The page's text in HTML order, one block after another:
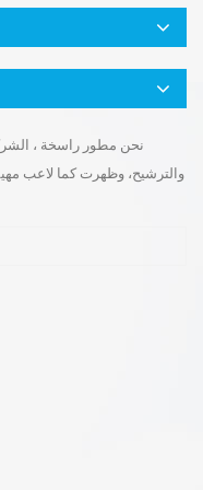
نحن مطور راسخة ،
والترشيح، وظهرت كما لاعب